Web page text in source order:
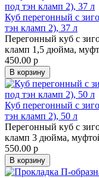
Куб перегонный с
тэн кламп 2), 37 л
Перегонный куб с
кламп 1,5 дюйма,
450.00 р
В корзину
Куб перегонный с
тэн кламп 2), 50 л
Перегонный куб с
кламп 3 дюйма,
550.00 р
В корзину